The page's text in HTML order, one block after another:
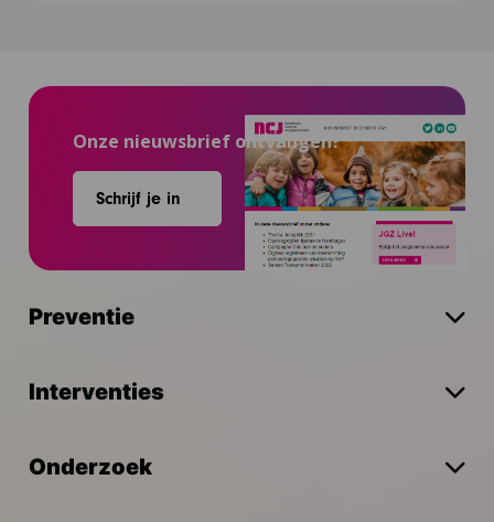
Onze nieuwsbrief ontvangen?
Schrijf je in
Preventie
Interventies
Onderzoek